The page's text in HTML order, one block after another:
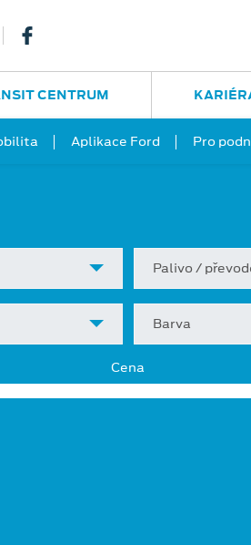
Aplikace Ford Pro
CENTRUM
Palivo /
Barva
Cena